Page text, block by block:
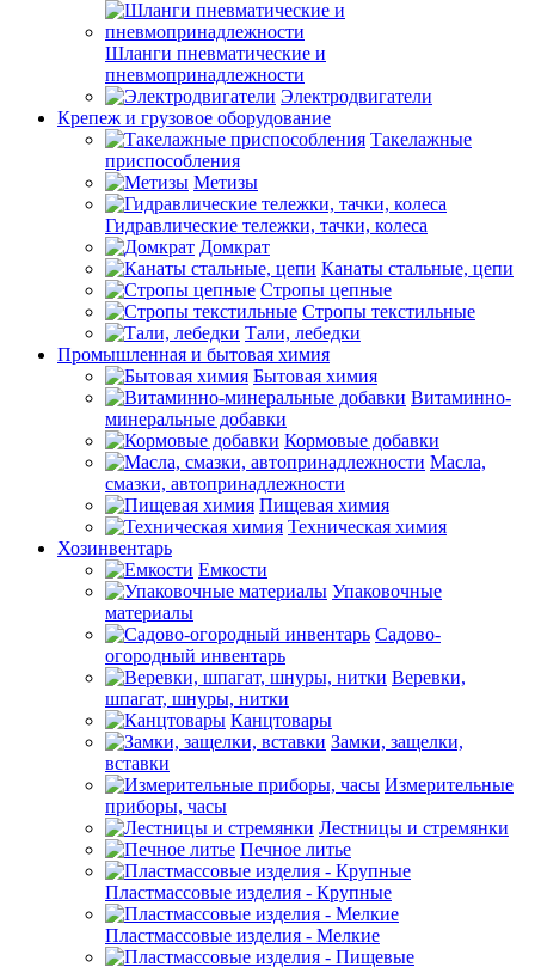
Шланги пневматические и
пневмопринадлежности
Электродвигатели
Крепеж и грузовое оборудование
Такелажные
приспособления
Метизы
Гидравлические тележки, тачки, колеса
Домкрат
Канаты стальные, цепи
Стропы цепные
Стропы текстильные
Тали, лебедки
Промышленная и бытовая химия
Бытовая химия
Витаминно-
минеральные добавки
Кормовые добавки
Масла,
смазки, автопринадлежности
Пищевая химия
Техническая химия
Хозинвентарь
Емкости
Упаковочные
материалы
Садово-
огородный инвентарь
Веревки,
шпагат, шнуры, нитки
Канцтовары
Замки, защелки,
вставки
Измерительные
приборы, часы
Лестницы и стремянки
Печное литье
Пластмассовые изделия - Крупные
Пластмассовые изделия - Мелкие